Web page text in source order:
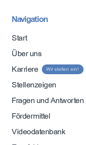
Navigation
Start
Über uns
Karriere
Wir stellen ein!
Stellenzeigen
Fragen und Antworten
Fördermittel
Videodatenbank